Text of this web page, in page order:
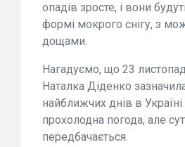
опадів зросте, і вони
формі мокрого снігу, з
дощами.
Нагадуємо, що 23
Наталка Діденко
найближчих днів в Україні
прохолодна погода, але
передбачається.